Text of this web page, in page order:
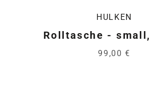
HULKEN
Rolltasche - small,
99,00 €